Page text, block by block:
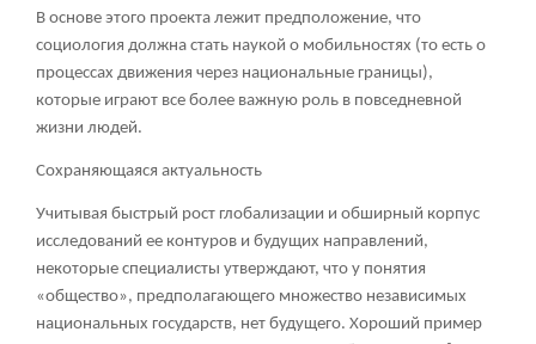
В основе этого проекта лежит предположение, что
социология должна стать наукой о мобильностях (то есть о
процессах движения через национальные границы),
которые играют все более важную роль в повседневной
жизни людей.
Сохраняющаяся актуальность
Учитывая быстрый рост глобализации и обширный корпус
исследований ее контуров и будущих направлений,
некоторые специалисты утверждают, что у понятия
«общество», предполагающего множество независимых
национальных государств, нет будущего. Хороший пример